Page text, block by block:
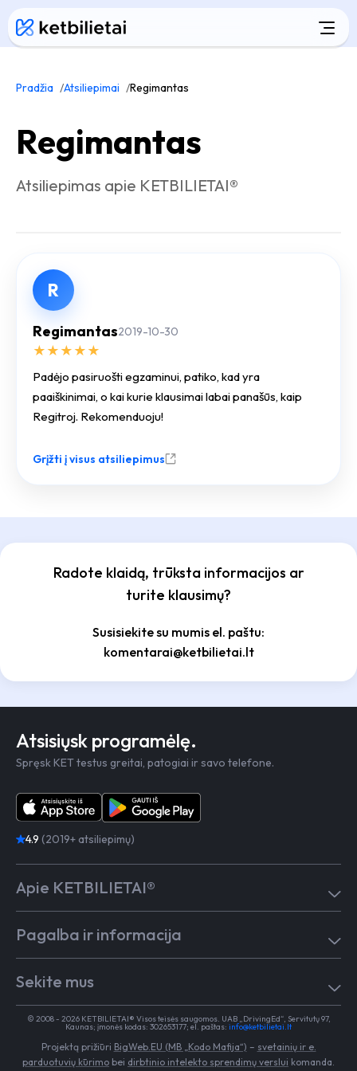
Pradžia Atsiliepimai Regimantas
Regimantas
Atsiliepimas apie KETBILIETAI®
R
Regimantas2019-10-30
★ ★ ★ ★ ★
Padėjo pasiruošti egzaminui, patiko, kad yra
paaiškinimai, o kai kurie klausimai labai panašūs, kaip
Regitroj. Rekomenduoju!
Grįžti į visus atsiliepimus
Radote klaidą, trūksta informacijos ar
turite klausimų?
Susisiekite su mumis el. paštu:
komentarai@ketbilietai.lt
Atsisiųsk programėlę.
Spręsk KET testus greitai, patogiai ir savo telefone.
4.9 (2019+ atsiliepimų)
Apie KETBILIETAI®
Kaip mokytis
Testai
Test in English
Kontaktai
Vairavimo mokykloms
Apie KETBILIETAI®
Pagalba ir informacija
Dažniausiai užduodami klausimai
Egzaminai Regitroje
Medicininė pažyma
Naujienos
Sekite mus
TikTok
Facebook
Instagram
© 2008 - 2026 KETBILIETAI® Visos teisės saugomos. UAB „DrivingEd“, Servitutų 97,
Kaunas; įmonės kodas: 302653177; el. paštas: info@ketbilietai.lt
Projektą prižiūri BigWeb.EU (MB „Kodo Mafija“) – svetainių ir e.
parduotuvių kūrimo bei dirbtinio intelekto sprendimų verslui komanda.